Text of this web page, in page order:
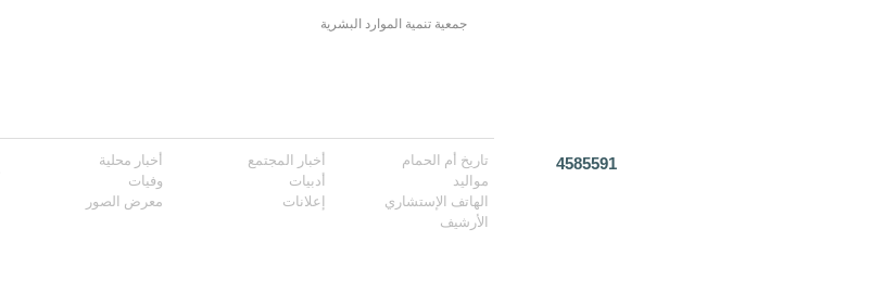
جمعية تنمية الموارد البشرية
4585591 تاريخ أم الحمام أخبار المجتمع أخبار محلية
مواليد
أدبيات وفيات
الهاتف الإستشاري
إعلانات معرض الصور
الأرشيف